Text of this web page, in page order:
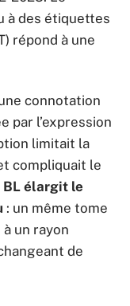
à des étiquettes
répond à une
connotation
par l’expression
limitait la
compliquait le
BL élargit le
: un même tome
un rayon
de